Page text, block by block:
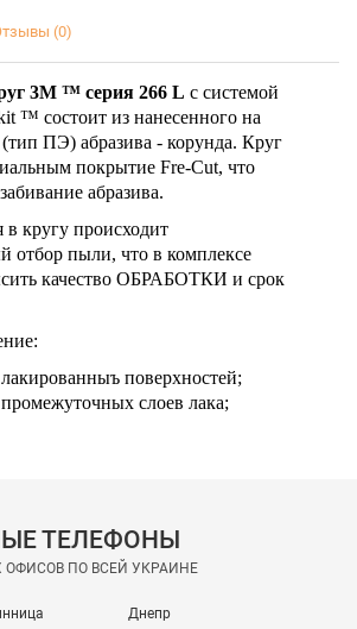
(0)
3М ™ серия 266 L с системой
™ состоит из нанесенного на
ПЭ) абразива - корунда. Круг
покрытие Fre-Cut, что
абразива.
в кругу происходит
отбор пыли, что в комплексе
качество ОБРАБОТКИ и срок
поверхностей;
слоев лака;
стекла (оргстекла).
ТЕЛЕФОНЫ
ПО ВСЕЙ УКРАИНЕ
Днепр